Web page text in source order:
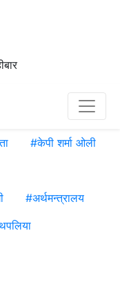
#केपी शर्मा ओली
#अर्थमन्त्रालय